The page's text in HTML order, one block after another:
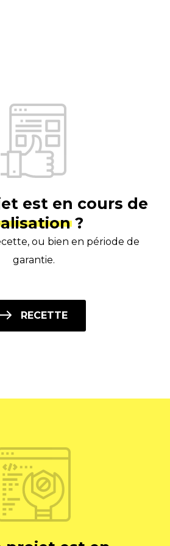
est en cours de
?
ou bien en période de
garantie.
RECETTE